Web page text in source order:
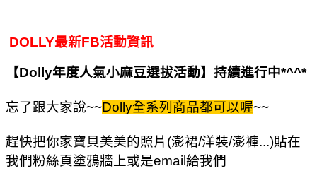
DOLLY最新FB活動資訊
【Dolly年度人氣小麻豆選拔活動】持續進行中*^^*
忘了跟大家說~~Dolly全系列商品都可以喔~~
趕快把你家寶貝美美的照片(澎裙/洋裝/澎褲...)貼在
我們粉絲頁塗鴉牆上或是email給我們